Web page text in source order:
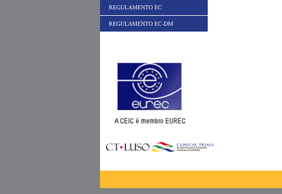
REGULAMENTO EC
REGULAMENTO EC-DM